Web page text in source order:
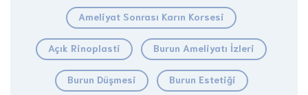
Ameliyat Sonrası Karın Korsesi
Açık Rinoplasti Burun Ameliyatı İzleri
Burun Düşmesi Burun Estetiği